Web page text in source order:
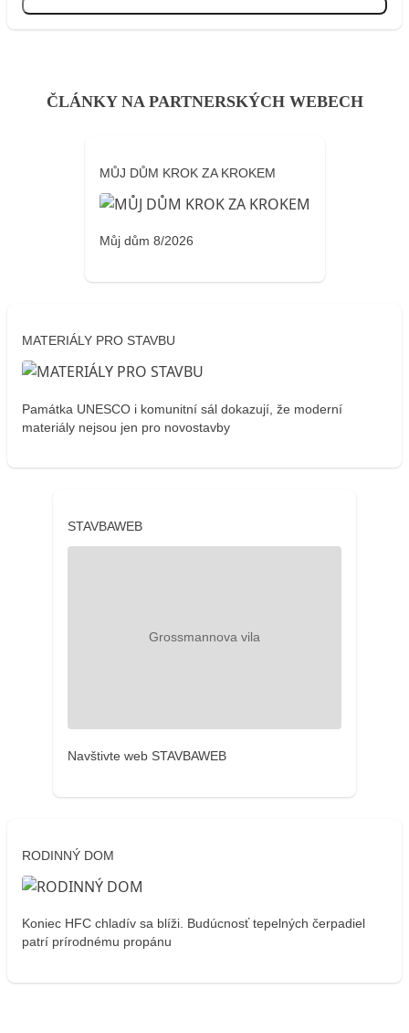
ČLÁNKY NA PARTNERSKÝCH WEBECH
MŮJ DŮM KROK ZA KROKEM
Můj dům 8/2026
MATERIÁLY PRO STAVBU
Památka UNESCO i komunitní sál dokazují, že moderní
materiály nejsou jen pro novostavby
STAVBAWEB
Navštivte web STAVBAWEB
RODINNÝ DOM
Koniec HFC chladív sa blíži. Budúcnosť tepelných čerpadiel
patrí prírodnému propánu